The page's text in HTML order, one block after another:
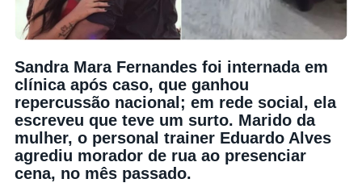
Sandra Mara Fernandes foi internada em
clínica após caso, que ganhou
repercussão nacional; em rede social, ela
escreveu que teve um surto. Marido da
mulher, o personal trainer Eduardo Alves
agrediu morador de rua ao presenciar
cena, no mês passado.